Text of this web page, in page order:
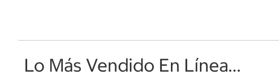
Lo Más Vendido En Línea...